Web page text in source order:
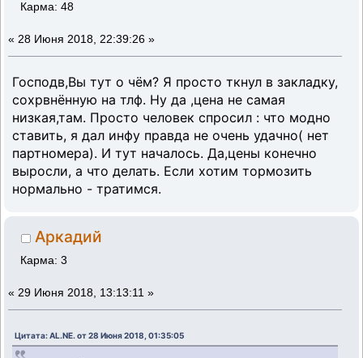
Карма: 48
« 28 Июня 2018, 22:39:26 »
Господв,Вы тут о чём? Я просто ткнул в закладку,
сохрвнённую на тлф. Ну да ,цена не самая
низкая,там. Просто человек спросил : что модно
ставить, я дал инфу правда не очень удачно( нет
партномера). И тут началось. Да,цены конечно
выросли, а что делать. Если хотим тормозить
нормально - тратимся.
Аркадий
Карма: 3
« 29 Июня 2018, 13:13:11 »
Цитата: AL.NE. от 28 Июня 2018, 01:35:05